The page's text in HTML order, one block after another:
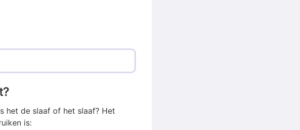
het de slaaf of het slaaf? Het
is: